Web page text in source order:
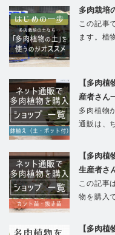
多肉栽培
この記事
ます。植
【多肉
産者さん
多肉植物
通販は、
【多肉
生産者さ
この記事
物を購入
【多肉